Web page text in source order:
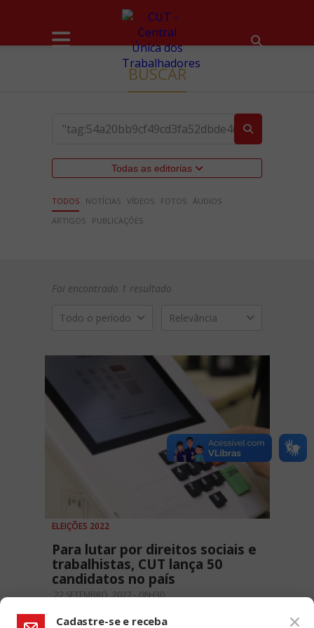
BUSCAR
Todas as editorias
TODOS NOTÍCIAS VÍDEOS FOTOS ÁUDIOS
ARTIGOS
PUBLICAÇÕES
Foi encontrado 1 resultado
Todo o período Relevância
ELEIÇÕES 2022
Para lutar por direitos sociais e
trabalhistas, CUT lança 50
candidatos no país
22 SETEMBRO, 2022 - 08H30
Cadastre-se e receba